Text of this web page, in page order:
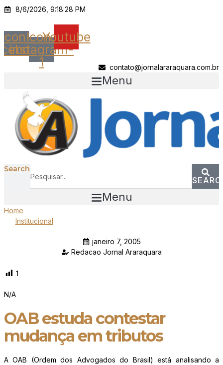
Ir
o
conteúdo
8/6/2026, 9:18:28 PM
Icon-Icon-
instagram-
1
Youtube
contato@jornalararaquara.com.br
Menu
Search
Menu
Home
Institucional
janeiro 7, 2005
Redacao Jornal Araraquara
1
N/A
OAB estuda contestar
mudança em tributos
A OAB (Ordem dos Advogados do Brasil) está analisando a